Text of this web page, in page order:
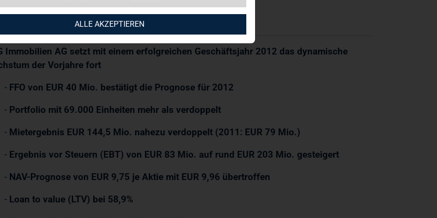
Immobilien AG setzt mit einem erfolgreichen Geschäftsjahr 2012 das dynamische
der Vorjahre fort
- FFO von EUR 40 Mio. bestätigt die Prognose für 2012
- Portfolio mit 69.000 Einheiten mehr als verdoppelt
- Mietergebnis EUR 144,5 Mio. nahezu verdoppelt (2011: EUR 79 Mio.)
- Ergebnis vor Steuern (EBT) von EUR 83 Mio. auf rund EUR 203 Mio. gesteigert
- NAV-Prognose von EUR 9,75 je Aktie mit EUR 9,96 übertroffen
- Loan to value (LTV) bei 58,9%
ALLE AKZEPTIEREN